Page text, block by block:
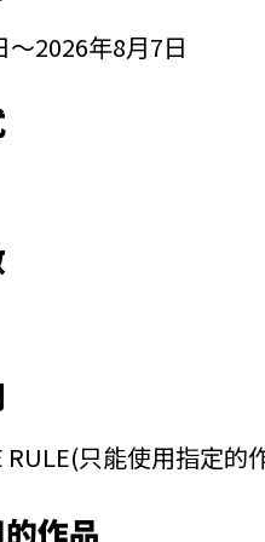
～2026年8月7日
RULE(只能使用指定的
作品